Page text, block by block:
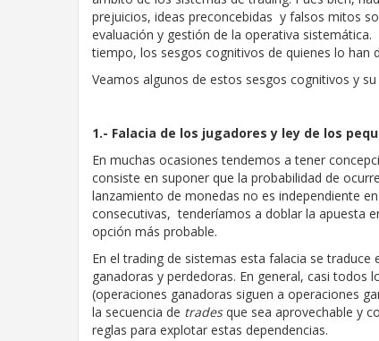
prejuicios, ideas preconcebidas y falsos mitos
evaluación y gestión de la operativa
tiempo, los sesgos cognitivos de quienes lo han
Veamos algunos de estos sesgos cognitivos y
1.- Falacia de los jugadores y ley de los
En muchas ocasiones tendemos a tener
consiste en suponer que la probabilidad de
lanzamiento de monedas no es independiente
consecutivas, tenderíamos a doblar la apuesta
opción más probable.
En el trading de sistemas esta falacia se
ganadoras y perdedoras. En general, casi
(operaciones ganadoras siguen a operaciones
la secuencia de tradesque sea aprovechable y
reglas para explotar estas dependencias.